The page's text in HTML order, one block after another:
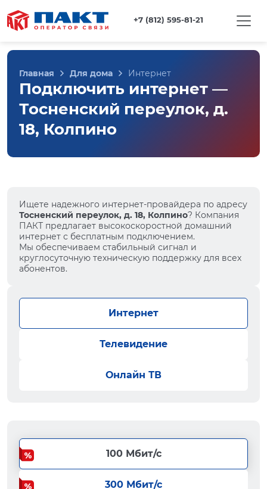
+7 (812) 595-81-21
Главная Для дома Интернет
Подключить интернет —
Тосненский переулок, д.
18, Колпино
Ищете надежного интернет-провайдера по адресу
Тосненский переулок, д. 18, Колпино? Компания
ПАКТ предлагает высокоскоростной домашний
интернет с бесплатным подключением.
Мы обеспечиваем стабильный сигнал и
круглосуточную техническую поддержку для всех
абонентов.
Интернет
Телевидение
Онлайн ТВ
100 Мбит/с
300 Мбит/с